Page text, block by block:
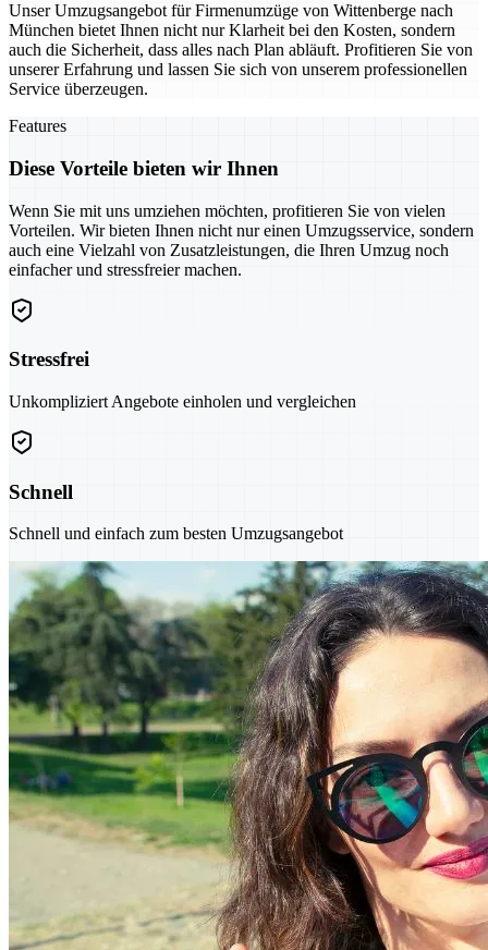
Unser Umzugsangebot für Firmenumzüge von Wittenberge nach
München bietet Ihnen nicht nur Klarheit bei den Kosten, sondern
auch die Sicherheit, dass alles nach Plan abläuft. Profitieren Sie von
unserer Erfahrung und lassen Sie sich von unserem professionellen
Service überzeugen.
Features
Diese Vorteile bieten wir Ihnen
Wenn Sie mit uns umziehen möchten, profitieren Sie von vielen
Vorteilen. Wir bieten Ihnen nicht nur einen Umzugsservice, sondern
auch eine Vielzahl von Zusatzleistungen, die Ihren Umzug noch
einfacher und stressfreier machen.
Stressfrei
Unkompliziert Angebote einholen und vergleichen
Schnell
Schnell und einfach zum besten Umzugsangebot